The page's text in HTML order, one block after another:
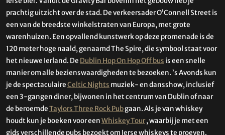
prachtig uitzicht over de stad. De verkeersader O’Connell Street is
een van de breedste winkelstraten van Europa, met grote
warenhuizen. Een opvallend kunstwerk op deze promenade is de
120 meter hoge naald, genaamd The Spire, die symbool staat voor
het nieuwe Ierland. De Dublin Hop On Hop Off bus is een snelle
manier om alle bezienswaardigheden te bezoeken. ’s Avonds kun
je de spectaculaireCeltic Nights muziek- en dansshow, inclusief
een 3-gangen diner, bijwonen in het centrum van Dublin of naar
de beroemdeTaylors Three Rock Pubgaan. Als je van whiskey
houdt kun je boeken voor eenWhiskey Tour, waarbij je met een
gids verschillende pubs bezoekt om Ierse whiskeys te proeven.